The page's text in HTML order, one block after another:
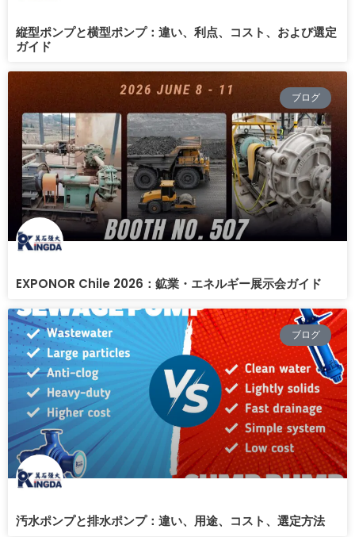
縦型ポンプと横型ポンプ：違い、利点、コスト、および選定
ガイド
ブログ
EXPONOR Chile 2026：鉱業・エネルギー展示会ガイド
ブログ
汚水ポンプと排水ポンプ：違い、用途、コスト、選定方法